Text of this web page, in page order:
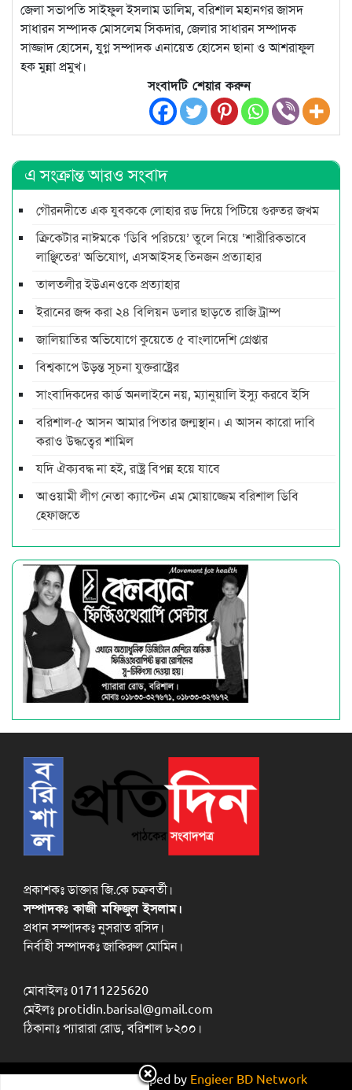
জেলা সভাপতি সাইফুল ইসলাম ডালিম, বরিশাল মহানগর জাসদ
সাধারন সম্পাদক মোসলেম সিকদার, জেলার সাধারন সম্পাদক
সাজ্জাদ হোসেন, যুগ্ন সম্পাদক এনায়েত হোসেন ছানা ও আশরাফুল
হক মুন্না প্রমুখ।
সংবাদটি শেয়ার করুন
এ সংক্রান্ত আরও সংবাদ
গৌরনদীতে এক যুবককে লোহার রড দিয়ে পিটিয়ে গুরুতর জখম
ক্রিকেটার নাঈমকে ‘ডিবি পরিচয়ে’ তুলে নিয়ে ‘শারীরিকভাবে
লাঞ্ছিতের’ অভিযোগ, এসআইসহ তিনজন প্রত্যাহার
তালতলীর ইউএনওকে প্রত্যাহার
ইরানের জব্দ করা ২৪ বিলিয়ন ডলার ছাড়তে রাজি ট্রাম্প
জালিয়াতির অভিযোগে কুয়েতে ৫ বাংলাদেশি গ্রেপ্তার
বিশ্বকাপে উড়ন্ত সূচনা যুক্তরাষ্ট্রের
সাংবাদিকদের কার্ড অনলাইনে নয়, ম্যানুয়ালি ইস্যু করবে ইসি
বরিশাল-৫ আসন আমার পিতার জন্মস্থান। এ আসন কারো দাবি
করাও উদ্ধত্বের শামিল
যদি ঐক্যবদ্ধ না হই, রাষ্ট্র বিপন্ন হয়ে যাবে
আওয়ামী লীগ নেতা ক্যাপ্টেন এম মোয়াজ্জেম বরিশাল ডিবি
হেফাজতে
প্রকাশকঃ ডাক্তার জি.কে চক্রবর্তী।
সম্পাদকঃ কাজী মফিজুল ইসলাম।
প্রধান সম্পাদকঃ নুসরাত রসিদ।
নির্বাহী সম্পাদকঃ জাকিরুল মোমিন।
মোবাইলঃ 01711225620
মেইলঃ protidin.barisal@gmail.com
ঠিকানাঃ প্যারারা রোড, বরিশাল ৮২০০।
Design and developed by Engieer BD Network